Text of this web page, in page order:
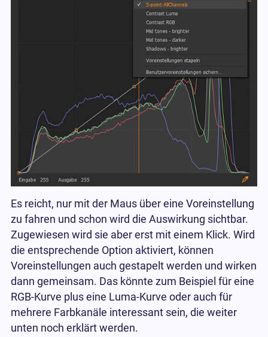
Es reicht, nur mit der Maus über eine Voreinstellung
zu fahren und schon wird die Auswirkung sichtbar.
Zugewiesen wird sie aber erst mit einem Klick. Wird
die entsprechende Option aktiviert, können
Voreinstellungen auch gestapelt werden und wirken
dann gemeinsam. Das könnte zum Beispiel für eine
RGB-Kurve plus eine Luma-Kurve oder auch für
mehrere Farbkanäle interessant sein, die weiter
unten noch erklärt werden.